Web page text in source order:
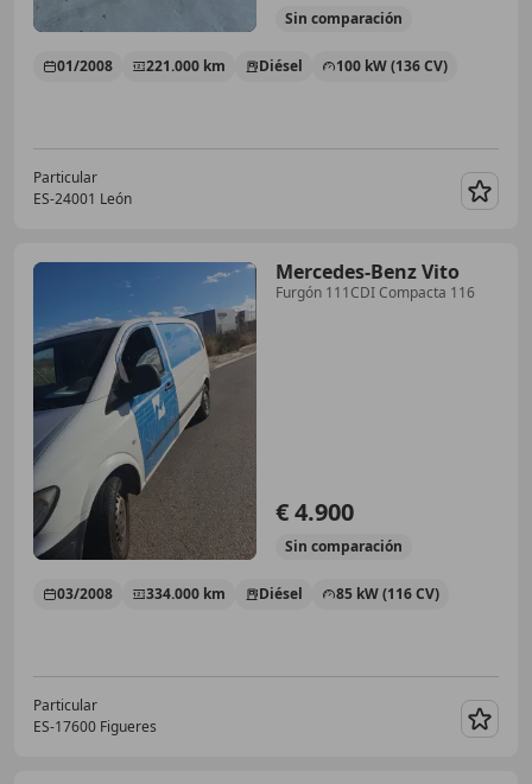
Sin comparación
01/2008 221.000 km Diésel 100 kW (136 CV)
Particular
ES-24001 León
Mercedes-Benz Vito
Furgón 111CDI Compacta 116
€ 4.900
Sin comparación
03/2008 334.000 km Diésel 85 kW (116 CV)
Particular
ES-17600 Figueres